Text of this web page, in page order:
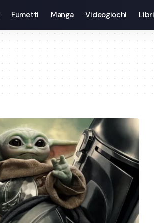
Fumetti Manga Videogiochi Libri